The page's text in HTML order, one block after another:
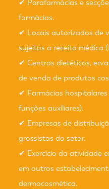
✔ Parafarmácias e
farmácias.
✔ Locais autorizados de
sujeitos a receita médica
✔ Centros dietéticos,
de venda de produtos
✔ Farmácias
funções auxiliares).
✔ Empresas de
grossistas do setor.
✔ Exercício da atividade
em outros
dermocosmética.